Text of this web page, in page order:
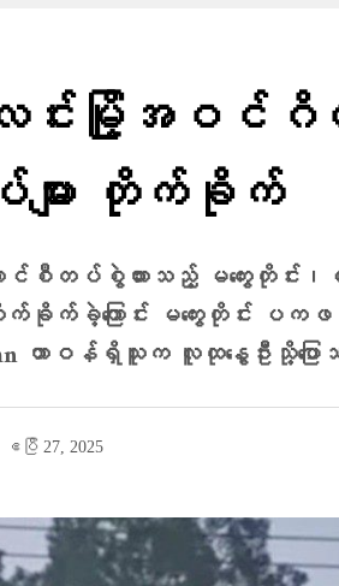
းမြို့အဝင်ဂိတ်အ
ျား တိုက်ခိုက်
ာင်စီတပ်စွဲထားသည့် မကွေးတိုင်း
ခိုက်ခဲ့ကြောင်း မကွေးတိုင်း ပကဖ ရွေ့
တာဝန်ရှိသူက လူထုနွေဦးသို့ပြေ
ဧပြီ 27, 2025